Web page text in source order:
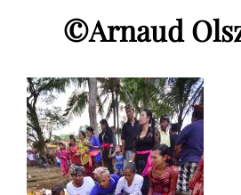
©Arnaud